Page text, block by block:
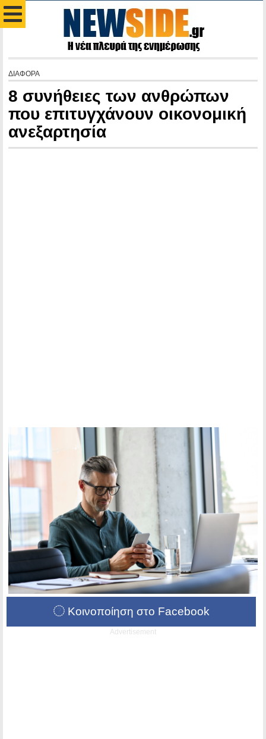
ΔΙΑΦΟΡΑ
8 συνήθειες των ανθρώπων
που επιτυγχάνουν οικονομική
ανεξαρτησία
Κοινοποίηση στο Facebook
Advertisement